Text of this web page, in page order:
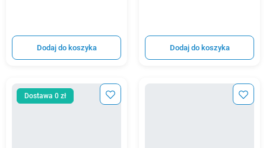
Dodaj do koszyka Dodaj do koszyka
Dostawa 0 zł